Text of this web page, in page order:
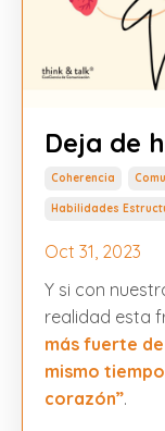
Deja de
Coherencia
Habilidades
Oct 31, 2023
Y si con
realidad esta
más fuerte
mismo
corazón”.